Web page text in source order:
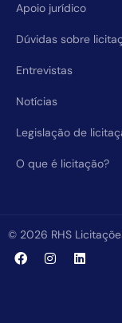
Apoio jurídico
Dúvidas sobre
Entrevistas
Notícias
Legislação de
O que é licitação?
© 2026 RHS